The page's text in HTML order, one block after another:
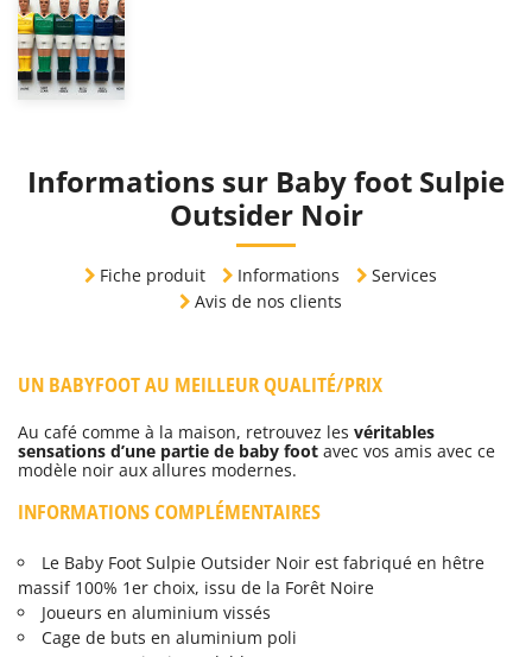
Informations sur Baby foot Sulpie
Outsider Noir
Fiche produit Informations
Services
Avis de nos clients
UN BABYFOOT AU MEILLEUR QUALITÉ/PRIX
Au café comme à la maison, retrouvez les véritables
sensations d’une partie de baby foot avec vos amis avec ce
modèle noir aux allures modernes.
INFORMATIONS COMPLÉMENTAIRES
Le Baby Foot Sulpie Outsider Noir est fabriqué en hêtre
massif 100% 1er choix, issu de la Forêt Noire
Joueurs en aluminium vissés
Cage de buts en aluminium poli